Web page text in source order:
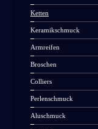
Ketten
Keramikschmuck
Armreifen
Broschen
Colliers
Perlenschmuck
Aluschmuck